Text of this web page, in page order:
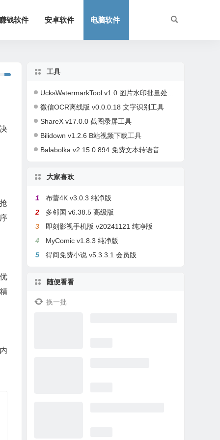
钱软件 安卓软件 电脑软件
工具
UcksWatermarkTool v1.0 图片水印批量处理工具
微信OCR离线版 v0.0.0.18 文字识别工具
ShareX v17.0.0 截图录屏工具
Bilidown v1.2.6 B站视频下载工具
Balabolka v2.15.0.894 免费文本转语音
大家喜欢
1
布蕾4K v3.0.3 纯净版
2
多邻国 v6.38.5 高级版
3
即刻影视手机版 v20241121 纯净版
4
MyComic v1.8.3 纯净版
5
得间免费小说 v5.3.3.1 会员版
随便看看
换一批